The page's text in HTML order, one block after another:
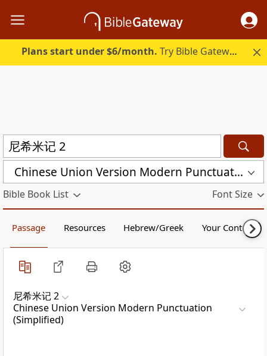
Plans start under $6/month. Try Bible Gateway Plus.
Chinese Union Version Modern Punctuation (Simplified) (CUVMPS)
Bible Book List Font Size
Passage Resources Hebrew/Greek Your Content
尼希米记 2
Chinese Union Version Modern Punctuation
(Simplified)